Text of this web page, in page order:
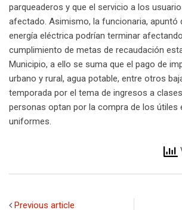
parqueaderos y que el servicio a los
afectado. Asimismo, la funcionaria, apuntó
energía eléctrica podrían terminar
cumplimiento de metas de recaudación
Municipio, a ello se suma que el pago de
urbano y rural, agua potable, entre otros
temporada por el tema de ingresos a
personas optan por la compra de los útiles
uniformes.
Previous article